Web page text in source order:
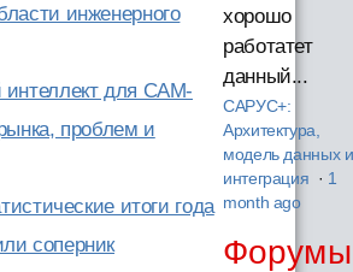
инженерного
для CAM-
проблем и
итоги года
соперник
хорошо
работатет
данный...
САРУС+:
Архитектура,
модель данных и
интеграция · 1
month ago
Форумы